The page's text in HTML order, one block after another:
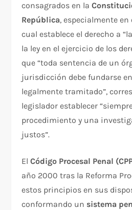
consagrados en la
República, especialmente en
cual establece el derecho a
la ley en el ejercicio de los
que “toda sentencia de un
jurisdicción debe fundarse
legalmente tramitado”,
legislador establecer
procedimiento y una
justos”.​
ElCódigo Procesal Penal
año 2000 tras la Reforma
estos principios en sus
conformando un sistema